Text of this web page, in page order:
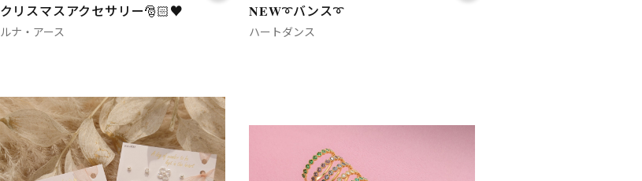
クリスマスアクセサリー🎅🏻♥️
ルナ・アース
𝐍𝐄𝐖➰バンス➰
ハートダンス